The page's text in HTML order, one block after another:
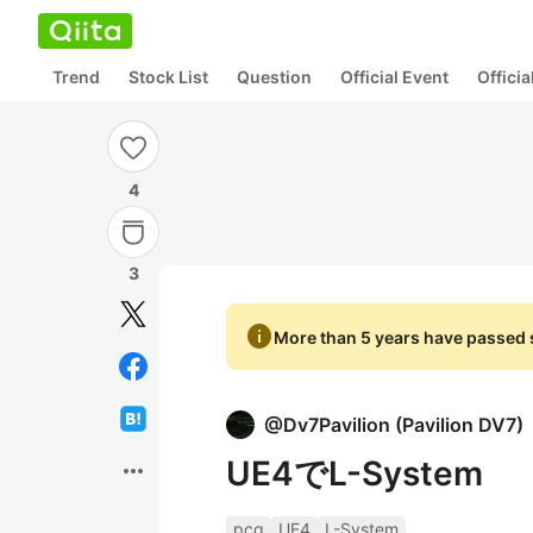
Trend Stock List Question Official Event
4
3
more_horiz
infoMore than 5 years have passed
@Dv7Pavilion (Pavilion DV7)
UE4でL-System
pcg UE4
L-System